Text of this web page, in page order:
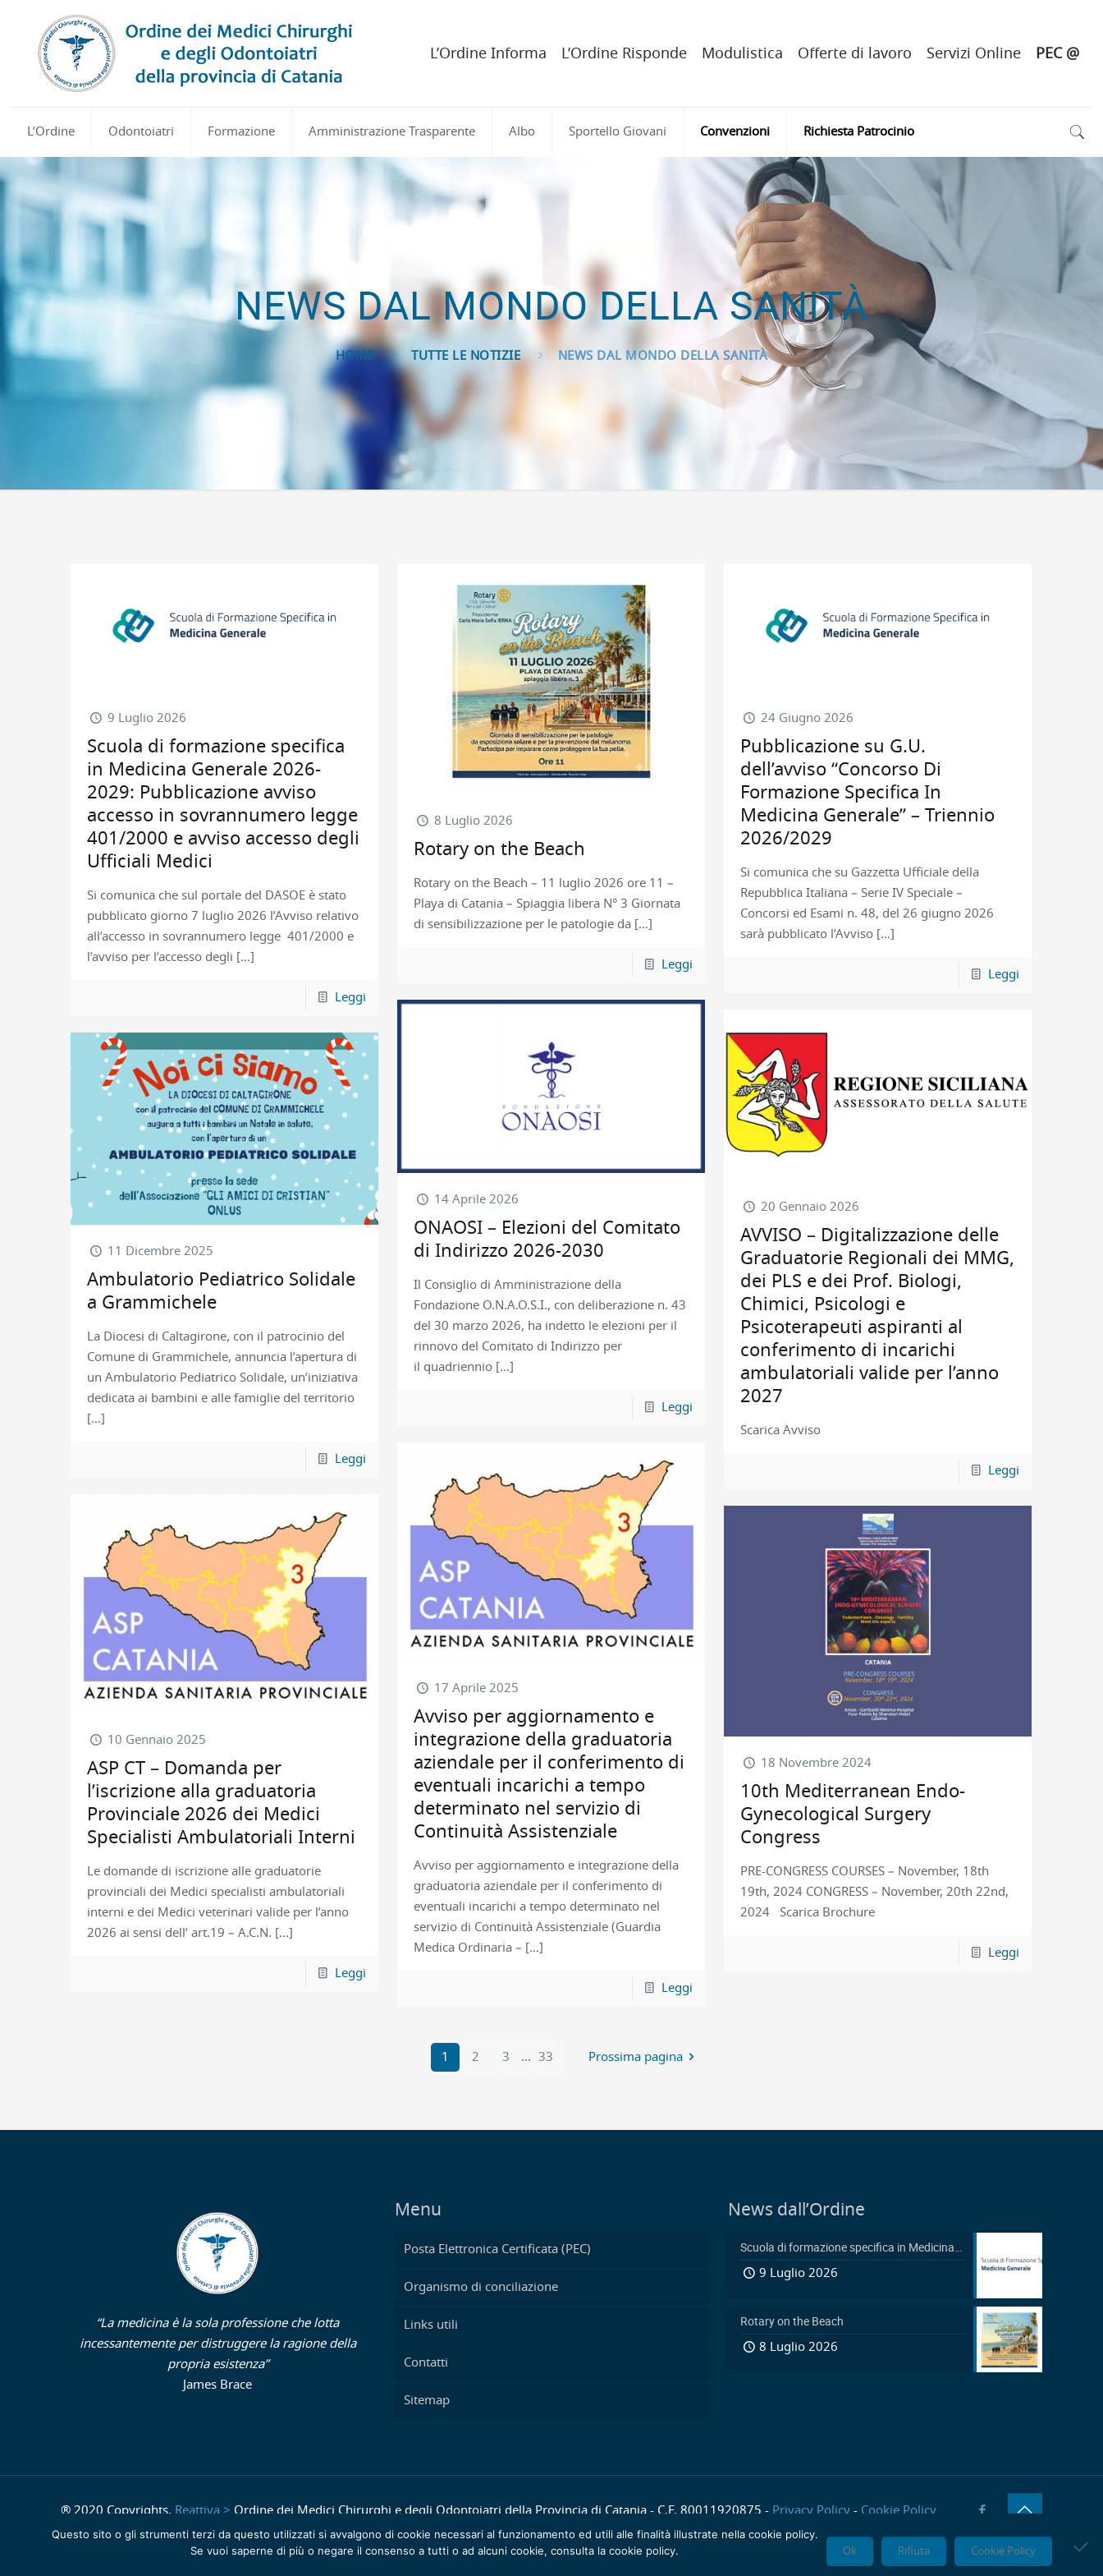
L’Ordine Odontoiatri Formazione Amministrazione Trasparente Albo Sportello Giovani Convenzioni Richiesta Patrocinio
L’Ordine Informa L’Ordine Risponde Modulistica Offerte di lavoro Servizi Online PEC @
NEWS DAL MONDO DELLA SANITÀ
HOME TUTTE LE NOTIZIE NEWS DAL MONDO DELLA SANITÀ
9 Luglio 2026
Scuola di formazione specifica
in Medicina Generale 2026-
2029: Pubblicazione avviso
accesso in sovrannumero legge
401/2000 e avviso accesso degli
Ufficiali Medici
Si comunica che sul portale del DASOE è stato
pubblicato giorno 7 luglio 2026 l’Avviso relativo
all’accesso in sovrannumero legge 401/2000 e
l’avviso per l’accesso degli […]
Leggi
8 Luglio 2026
Rotary on the Beach
Rotary on the Beach – 11 luglio 2026 ore 11 –
Playa di Catania – Spiaggia libera N° 3 Giornata
di sensibilizzazione per le patologie da […]
Leggi
24 Giugno 2026
Pubblicazione su G.U.
dell’avviso “Concorso Di
Formazione Specifica In
Medicina Generale” – Triennio
2026/2029
Si comunica che su Gazzetta Ufficiale della
Repubblica Italiana – Serie IV Speciale –
Concorsi ed Esami n. 48, del 26 giugno 2026
sarà pubblicato l’Avviso […]
Leggi
14 Aprile 2026
ONAOSI – Elezioni del Comitato
di Indirizzo 2026-2030
Il Consiglio di Amministrazione della
Fondazione O.N.A.O.S.I., con deliberazione n. 43
del 30 marzo 2026, ha indetto le elezioni per il
rinnovo del Comitato di Indirizzo per
il quadriennio […]
Leggi
20 Gennaio 2026
AVVISO – Digitalizzazione delle
Graduatorie Regionali dei MMG,
dei PLS e dei Prof. Biologi,
Chimici, Psicologi e
Psicoterapeuti aspiranti al
conferimento di incarichi
ambulatoriali valide per l’anno
2027
Scarica Avviso
Leggi
11 Dicembre 2025
Ambulatorio Pediatrico Solidale
a Grammichele
La Diocesi di Caltagirone, con il patrocinio del
Comune di Grammichele, annuncia l’apertura di
un Ambulatorio Pediatrico Solidale, un’iniziativa
dedicata ai bambini e alle famiglie del territorio
[…]
Leggi
17 Aprile 2025
Avviso per aggiornamento e
integrazione della graduatoria
aziendale per il conferimento di
eventuali incarichi a tempo
determinato nel servizio di
Continuità Assistenziale
Avviso per aggiornamento e integrazione della
graduatoria aziendale per il conferimento di
eventuali incarichi a tempo determinato nel
servizio di Continuità Assistenziale (Guardia
Medica Ordinaria – […]
Leggi
10 Gennaio 2025
ASP CT – Domanda per
l’iscrizione alla graduatoria
Provinciale 2026 dei Medici
Specialisti Ambulatoriali Interni
Le domande di iscrizione alle graduatorie
provinciali dei Medici specialisti ambulatoriali
interni e dei Medici veterinari valide per l’anno
2026 ai sensi dell’ art.19 – A.C.N. […]
Leggi
18 Novembre 2024
10th Mediterranean Endo-
Gynecological Surgery
Congress
PRE-CONGRESS COURSES – November, 18th
19th, 2024 CONGRESS – November, 20th 22nd,
2024 Scarica Brochure
Leggi
1 2 3 ... 33 Prossima pagina
“La medicina è la sola professione che lotta
incessantemente per distruggere la ragione della
propria esistenza”
James Brace
Menu
Posta Elettronica Certificata (PEC)
Organismo di conciliazione
Links utili
Contatti
Sitemap
News dall’Ordine
Scuola di formazione specifica in Medicina Generale 2026-2029: Pubblicazione avviso accesso in sovrannumero legge 401/2000 e avviso accesso degli Ufficiali Medici
9 Luglio 2026
Rotary on the Beach
8 Luglio 2026
® 2020 Copyrights. Reattiva > Ordine dei Medici Chirurghi e degli Odontoiatri della Provincia di Catania - C.F. 80011920875 - Privacy Policy - Cookie Policy
-Dichiarazione di accessibilità
Questo sito o gli strumenti terzi da questo utilizzati si avvalgono di cookie necessari al funzionamento ed utili alle finalità illustrate nella cookie policy.
Se vuoi saperne di più o negare il consenso a tutti o ad alcuni cookie, consulta la cookie policy.
Ok Rifiuta Cookie Policy